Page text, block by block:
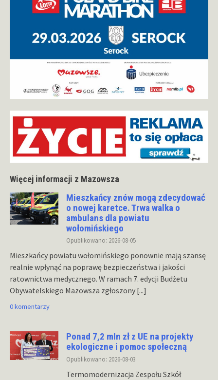
Więcej informacji z Mazowsza
Mieszkańcy znów mogą zdecydować
o nowej karetce. Trwa walka o
ambulans dla powiatu
wołomińskiego
Opublikowano: 2026-08-05
Mieszkańcy powiatu wołomińskiego ponownie mają szansę
realnie wpłynąć na poprawę bezpieczeństwa i jakości
ratownictwa medycznego. W ramach 7. edycji Budżetu
Obywatelskiego Mazowsza zgłoszony [...]
0 komentarzy
Ponad 7,2 mln zł z UE na projekty
ekologiczne i pomoc społeczną
Opublikowano: 2026-08-03
Termomodernizacja Zespołu Szkół